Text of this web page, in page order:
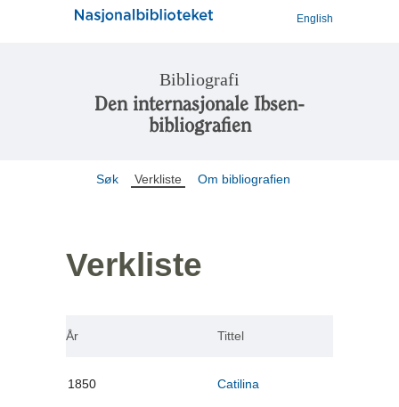
English
Bibliografi
Den internasjonale Ibsen-
bibliografien
Søk Verkliste Om bibliografien
Verkliste
År Tittel
1850 Catilina